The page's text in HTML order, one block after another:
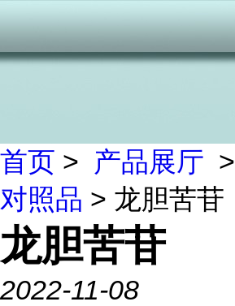
首页 > 产品展厅 >
对照品 > 龙胆苦苷
龙胆苦苷
2022-11-08